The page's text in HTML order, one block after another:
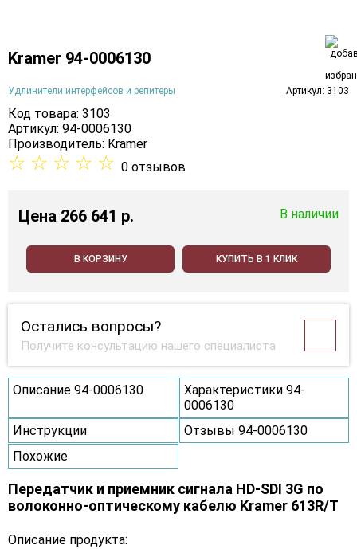
Kramer 94-0006130
Удлинители интерфейсов и репитеры Артикул: 3103
Код товара: 3103
Артикул: 94-0006130
Производитель: Kramer
☆ ☆ ☆ ☆ ☆ 0 отзывов
Цена 266 641 p. В наличии
В КОРЗИНУ КУПИТЬ В 1 КЛИК
Остались вопросы?
Получите консультацию нашего специалиста
Описание 94-0006130
Характеристики 94-
0006130
Инструкции
Отзывы 94-0006130
Похожие
Передатчик и приемник сигнала HD-SDI 3G по
волоконно-оптическому кабелю Kramer 613R/T
Описание продукта: